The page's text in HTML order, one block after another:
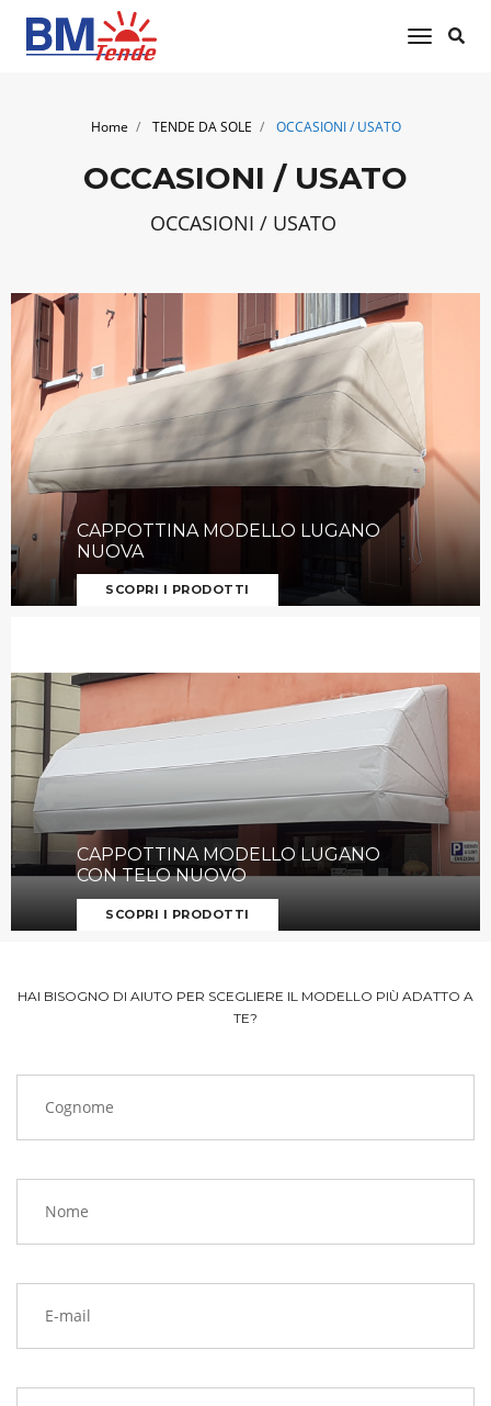
toggle
Home TENDE DA SOLE OCCASIONI / USATO
OCCASIONI / USATO
OCCASIONI / USATO
CAPPOTTINA MODELLO LUGANO
NUOVA
SCOPRI I PRODOTTI
CAPPOTTINA MODELLO LUGANO
CON TELO NUOVO
SCOPRI I PRODOTTI
HAI BISOGNO DI AIUTO PER SCEGLIERE IL MODELLO PIÙ ADATTO A
TE?